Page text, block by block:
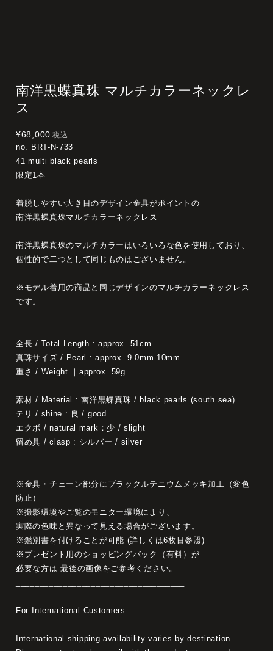
南洋黒蝶真珠 マルチカラーネックレ
ス
¥68,000 税込
no. BRT-N-733
41 multi black pearls
限定1本
着脱しやすい大き目のデザイン金具がポイントの
南洋黒蝶真珠マルチカラーネックレス
南洋黒蝶真珠のマルチカラーはいろいろな色を使用しており、
個性的で二つとして同じものはございません。
※モデル着用の商品と同じデザインのマルチカラーネックレス
です。
全長 / Total Length : approx. 51cm
真珠サイズ / Pearl : approx. 9.0mm‐10mm
重さ / Weight ｜approx. 59g
素材 / Material : 南洋黒蝶真珠 / black pearls (south sea)
テリ / shine : 良 / good
エクボ / natural mark：少 / slight
留め具 / clasp : シルバー / silver
※金具・チェーン部分にブラックルテニウムメッキ加工（変色
防止）
※撮影環境やご覧のモニター環境により、
実際の色味と異なって見える場合がございます。
※鑑別書を付けることが可能 (詳しくは6枚目参照)
※プレゼント用のショッピングバック（有料）が
必要な方は 最後の画像をご参考ください。
For International Customers
International shipping availability varies by destination.